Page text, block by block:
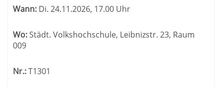
Wann: Di. 24.11.2026, 17.00 Uhr
Wo:Städt. Volkshochschule, Leibnizstr. 23, Raum
009
Nr.:T1301